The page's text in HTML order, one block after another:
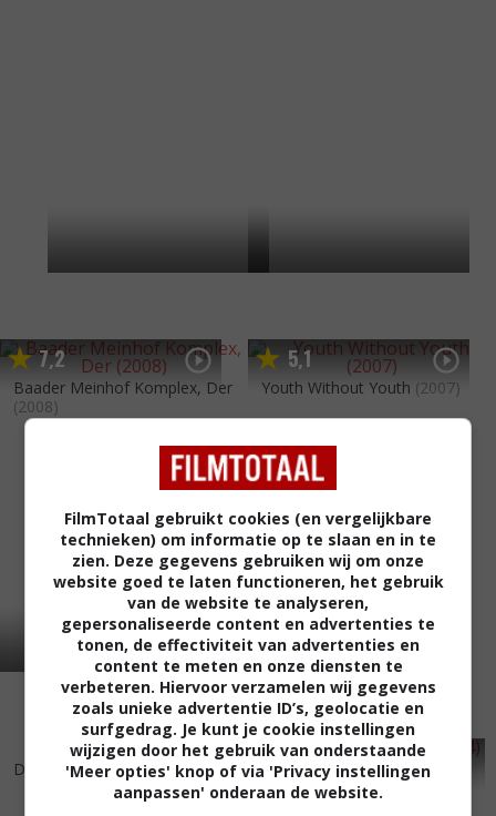
7,2
Baader Meinhof Komplex, Der
(2008)
5,1
Youth Without Youth (2007)
8,1
Der Untergang (2004) 6 ,5
Alias Kurban Saïd (2004)
FilmTotaal gebruikt cookies (en vergelijkbare
technieken) om informatie op te slaan en in te
zien. Deze gegevens gebruiken wij om onze
website goed te laten functioneren, het gebruik
van de website te analyseren,
gepersonaliseerde content en advertenties te
tonen, de effectiviteit van advertenties en
content te meten en onze diensten te
verbeteren. Hiervoor verzamelen wij gegevens
zoals unieke advertentie ID’s, geolocatie en
surfgedrag. Je kunt je cookie instellingen
wijzigen door het gebruik van onderstaande
'Meer opties' knop of via 'Privacy instellingen
aanpassen' onderaan de website.